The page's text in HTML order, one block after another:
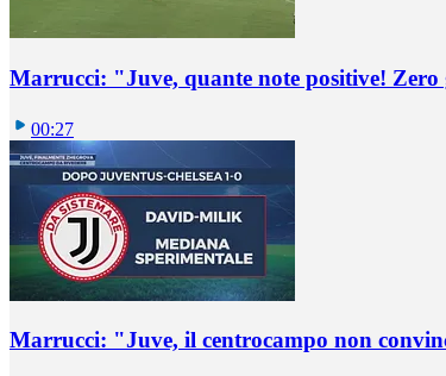
Marrucci: "Juve, quante note positive!
00:27
Marrucci: "Juve, il centrocampo non